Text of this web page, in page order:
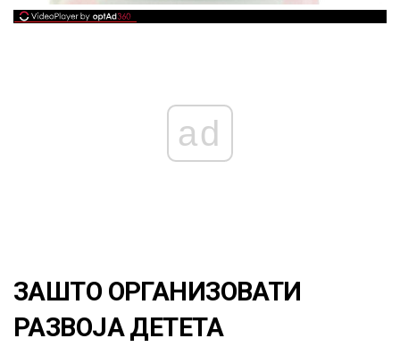
ad
ЗАШТО ОРГАНИЗОВАТИ
РАЗВОЈА ДЕТЕТА